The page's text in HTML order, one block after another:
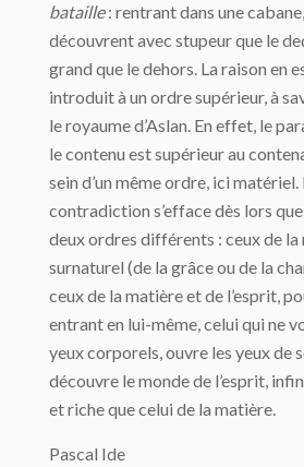
bataille: rentrant dans une
découvrent avec stupeur que le
grand que le dehors. La raison en
introduit à un ordre supérieur, à
le royaume d’Aslan. En effet, le
le contenu est supérieur au
sein d’un même ordre, ici
contradiction s’efface dès lors
deux ordres différents : ceux de la
surnaturel (de la grâce ou de la
ceux de la matière et de l’esprit,
entrant en lui-même, celui qui ne
yeux corporels, ouvre les yeux de
découvre le monde de l’esprit,
et riche que celui de la matière.
Pascal Ide